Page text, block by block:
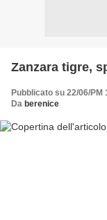
Zanzara tigre,
Pubblicato su 22/06/PM
Da berenice